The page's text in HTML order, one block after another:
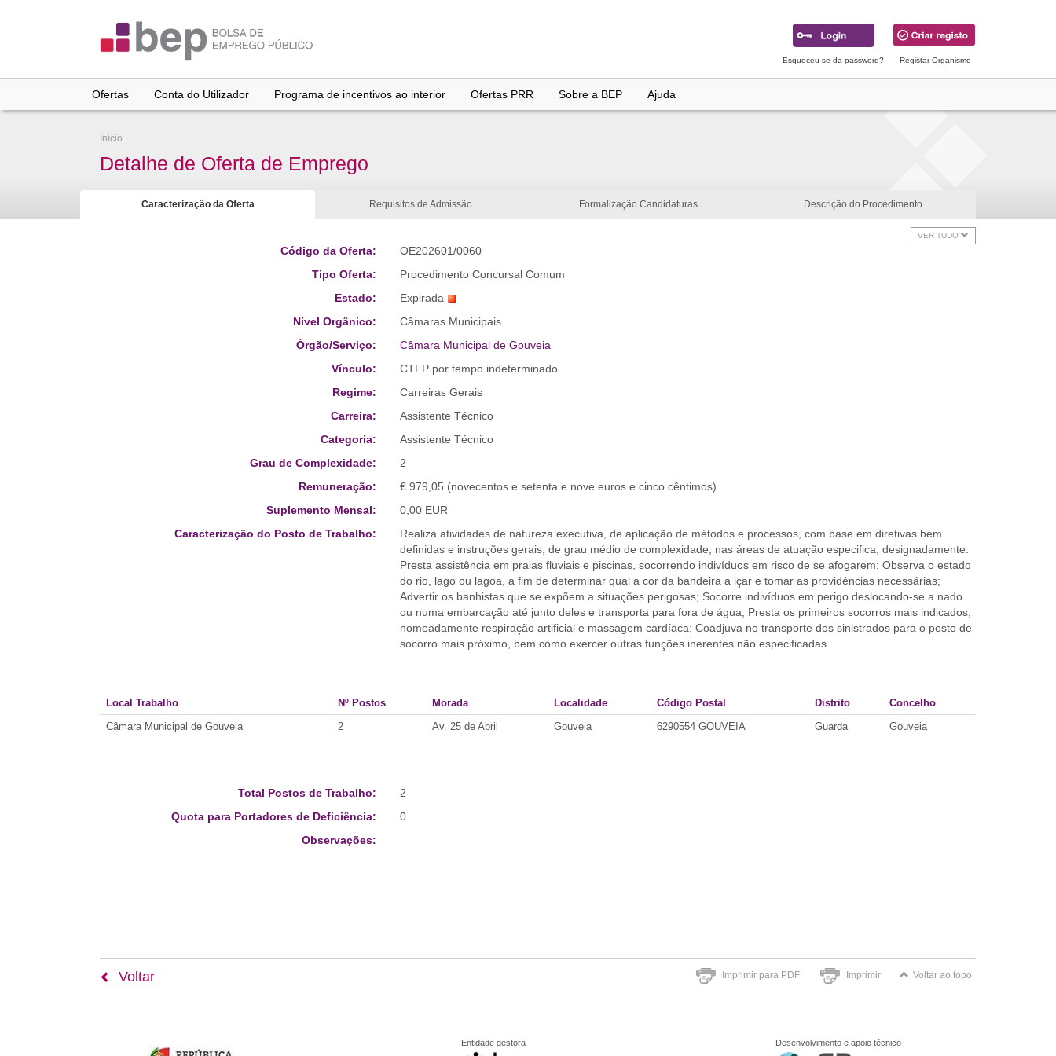
Esqueceu-se da password? Registar Organismo
Ofertas Conta do Utilizador Programa de incentivos ao interior Ofertas PRR Sobre a BEP Ajuda
Início
Detalhe de Oferta de Emprego
Caracterização da Oferta Requisitos de Admissão Formalização Candidaturas Descrição do Procedimento
VER TUDO
Código da Oferta:
OE202601/0060
Tipo Oferta:
Procedimento Concursal Comum
Estado:
Expirada
Nível Orgânico:
Câmaras Municipais
Órgão/Serviço:
Câmara Municipal de Gouveia
Vínculo:
CTFP por tempo indeterminado
Regime:
Carreiras Gerais
Carreira:
Assistente Técnico
Categoria:
Assistente Técnico
Grau de Complexidade:
2
Remuneração:
€ 979,05 (novecentos e setenta e nove euros e cinco cêntimos)
Suplemento Mensal:
0,00 EUR
Caracterização do Posto de Trabalho:
Realiza atividades de natureza executiva, de aplicação de métodos e processos, com base em diretivas bem
definidas e instruções gerais, de grau médio de complexidade, nas áreas de atuação especifica, designadamente:
Presta assistência em praias fluviais e piscinas, socorrendo indivíduos em risco de se afogarem; Observa o estado
do rio, lago ou lagoa, a fim de determinar qual a cor da bandeira a içar e tomar as providências necessárias;
Advertir os banhistas que se expõem a situações perigosas; Socorre indivíduos em perigo deslocando-se a nado
ou numa embarcação até junto deles e transporta para fora de água; Presta os primeiros socorros mais indicados,
nomeadamente respiração artificial e massagem cardíaca; Coadjuva no transporte dos sinistrados para o posto de
socorro mais próximo, bem como exercer outras funções inerentes não especificadas
Local Trabalho Nº Postos Morada Localidade Código Postal Distrito
Concelho
Câmara Municipal de Gouveia
2 Av. 25 de Abril Gouveia 6290554 GOUVEIA Guarda Gouveia
Total Postos de Trabalho:
2
Quota para Portadores de Deficiência:
0
Observações:
Imprimir para PDF Imprimir Voltar ao topo
Voltar
Entidade gestora Desenvolvimento e apoio técnico